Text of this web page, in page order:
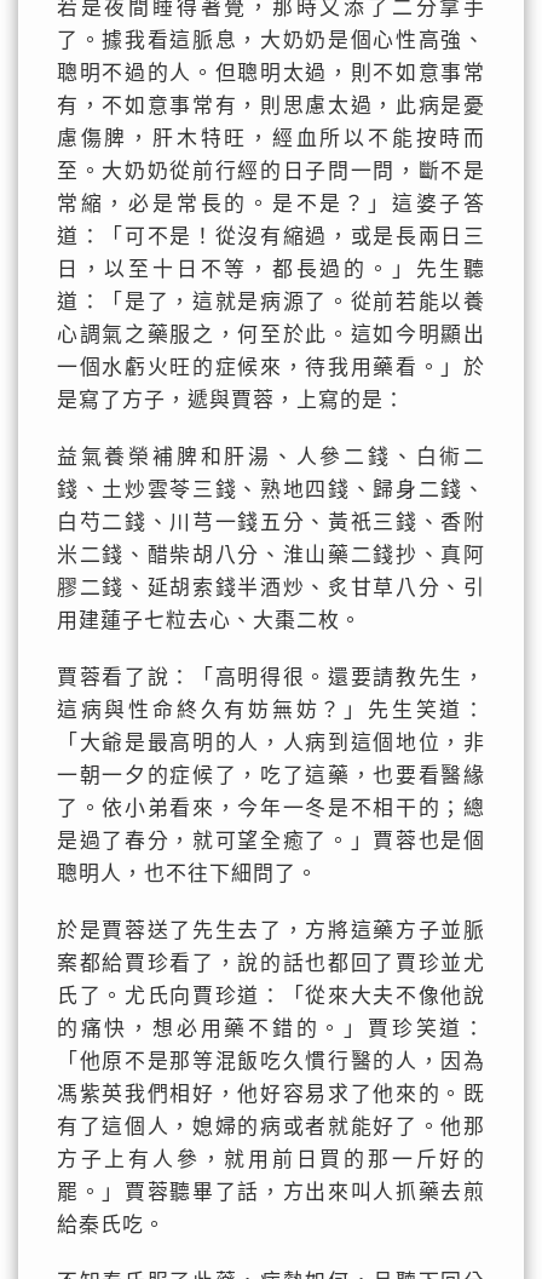
若是夜間睡得著覺，那時又添了二分拿手
了。據我看這脈息，大奶奶是個心性高強、
聰明不過的人。但聰明太過，則不如意事常
有，不如意事常有，則思慮太過，此病是憂
慮傷脾，肝木特旺，經血所以不能按時而
至。大奶奶從前行經的日子問一問，斷不是
常縮，必是常長的。是不是？」這婆子答
道：「可不是！從沒有縮過，或是長兩日三
日，以至十日不等，都長過的。」先生聽
道：「是了，這就是病源了。從前若能以養
心調氣之藥服之，何至於此。這如今明顯出
一個水虧火旺的症候來，待我用藥看。」於
是寫了方子，遞與賈蓉，上寫的是：
益氣養榮補脾和肝湯、人參二錢、白術二
錢、土炒雲苓三錢、熟地四錢、歸身二錢、
白芍二錢、川芎一錢五分、黃祇三錢、香附
米二錢、醋柴胡八分、淮山藥二錢抄、真阿
膠二錢、延胡索錢半酒炒、炙甘草八分、引
用建蓮子七粒去心、大棗二枚。
賈蓉看了說：「高明得很。還要請教先生，
這病與性命終久有妨無妨？」先生笑道：
「大爺是最高明的人，人病到這個地位，非
一朝一夕的症候了，吃了這藥，也要看醫緣
了。依小弟看來，今年一冬是不相干的；總
是過了春分，就可望全癒了。」賈蓉也是個
聰明人，也不往下細問了。
於是賈蓉送了先生去了，方將這藥方子並脈
案都給賈珍看了，說的話也都回了賈珍並尤
氏了。尤氏向賈珍道：「從來大夫不像他說
的痛快，想必用藥不錯的。」賈珍笑道：
「他原不是那等混飯吃久慣行醫的人，因為
馮紫英我們相好，他好容易求了他來的。既
有了這個人，媳婦的病或者就能好了。他那
方子上有人參，就用前日買的那一斤好的
罷。」賈蓉聽畢了話，方出來叫人抓藥去煎
給秦氏吃。